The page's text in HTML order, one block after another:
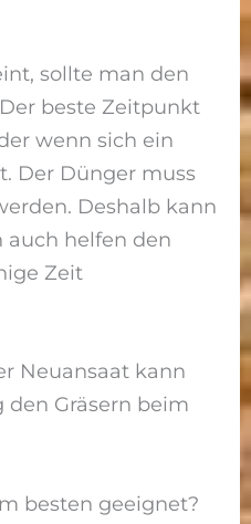
sollte man den
beste Zeitpunkt
wenn sich ein
Der Dünger muss
Deshalb kann
auch helfen den
Zeit
Neuansaat kann
Gräsern beim
besten geeignet?